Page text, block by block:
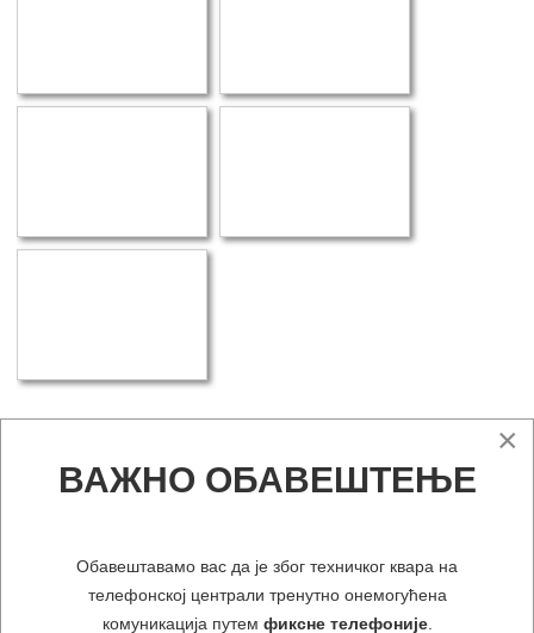
одрживости људских ресурса
метрологија у малим привредама &
×
ВАЖНО ОБАВЕШТЕЊЕ
Обавештавамо вас да је због техничког квара на
телефонској централи тренутно онемогућена
комуникација путем фиксне телефоније.